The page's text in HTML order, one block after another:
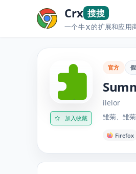
Crx 搜搜
一个牛X的扩展和应用
加入收藏
官方
ilelor
雏菊、雏
Firefox